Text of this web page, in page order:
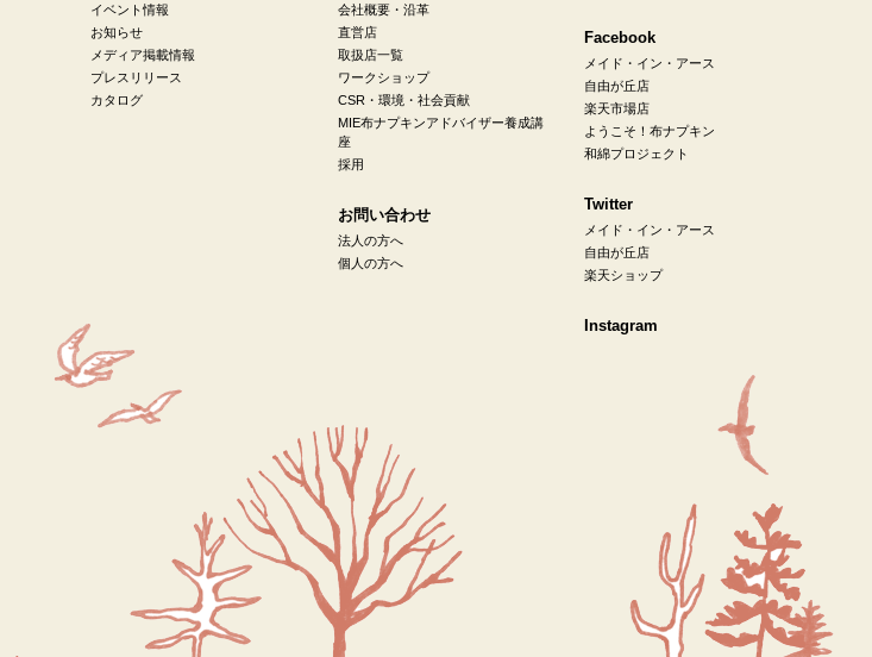
イベント情報
お知らせ
メディア掲載情報
プレスリリース
カタログ
会社概要・沿革
直営店
取扱店一覧
ワークショップ
CSR・環境・社会貢献
MIE布ナプキンアドバイザー養成講
座
採用
お問い合わせ
法人の方へ
個人の方へ
Facebook
メイド・イン・アース
自由が丘店
楽天市場店
ようこそ！布ナプキン
和綿プロジェクト
Twitter
メイド・イン・アース
自由が丘店
楽天ショップ
Instagram